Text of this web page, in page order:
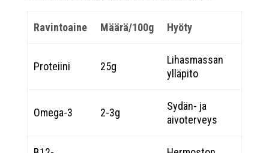
Ravintoaine Määrä/100g Hyöty
Proteiini 25g
Lihasmassan
ylläpito
Omega-3 2-3g
Sydän- ja
aivoterveys